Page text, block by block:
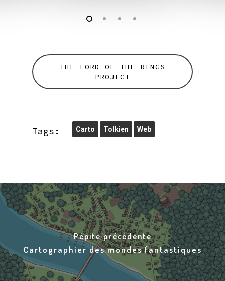
THE LORD OF THE RINGS
PROJECT
Tags: Carto Tolkien Web
Pépite précédente
Cartographier des mondes fantastiques